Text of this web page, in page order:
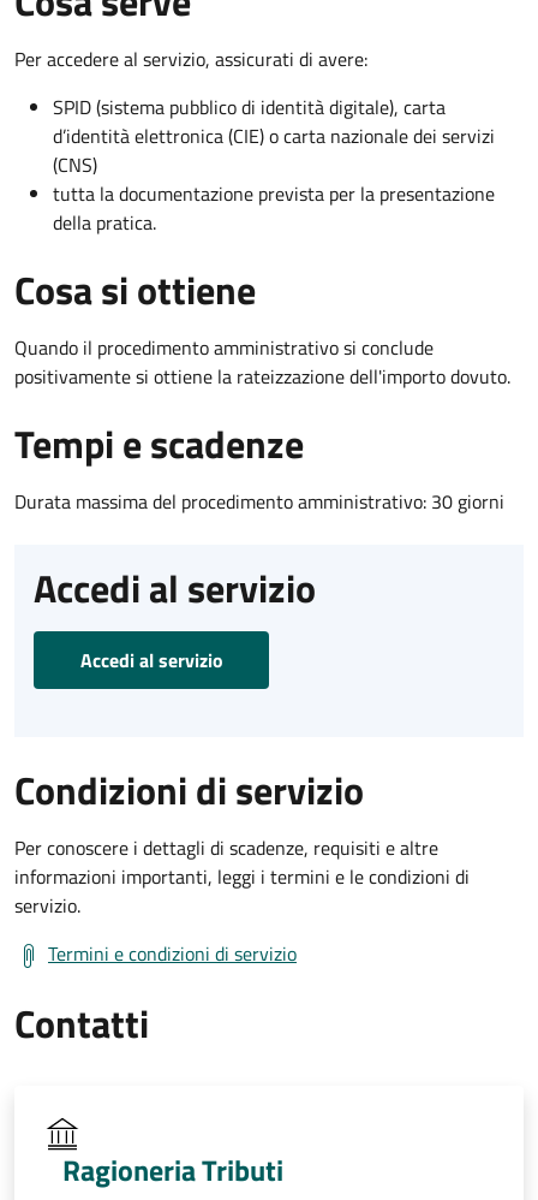
Per accedere al servizio, assicurati di avere:
SPID (sistema pubblico di identità digitale), carta
d’identità elettronica (CIE) o carta nazionale dei servizi
(CNS)
tutta la documentazione prevista per la presentazione
della pratica.
Cosa si ottiene
Quando il procedimento amministrativo si conclude
positivamente si ottiene la rateizzazione dell'importo dovuto.
Tempi e scadenze
Durata massima del procedimento amministrativo: 30 giorni
Accedi al servizio
Accedi al servizio
Condizioni di servizio
Per conoscere i dettagli di scadenze, requisiti e altre
informazioni importanti, leggi i termini e le condizioni di
servizio.
Termini e condizioni di servizio
Contatti
Ragioneria Tributi